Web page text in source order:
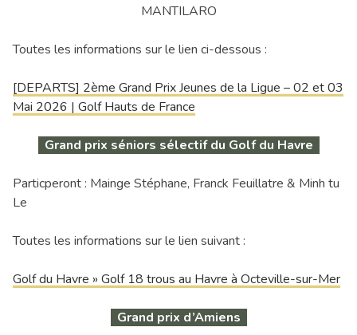
MANTILARO
Toutes les informations sur le lien ci-dessous :
[DEPARTS] 2ème Grand Prix Jeunes de la Ligue – 02 et 03
Mai 2026 | Golf Hauts de France
Grand prix séniors sélectif du Golf du Havre
Particperont : Mainge Stéphane, Franck Feuillatre & Minh tu
Le
Toutes les informations sur le lien suivant :
Golf du Havre » Golf 18 trous au Havre à Octeville-sur-Mer
Grand prix d’Amiens